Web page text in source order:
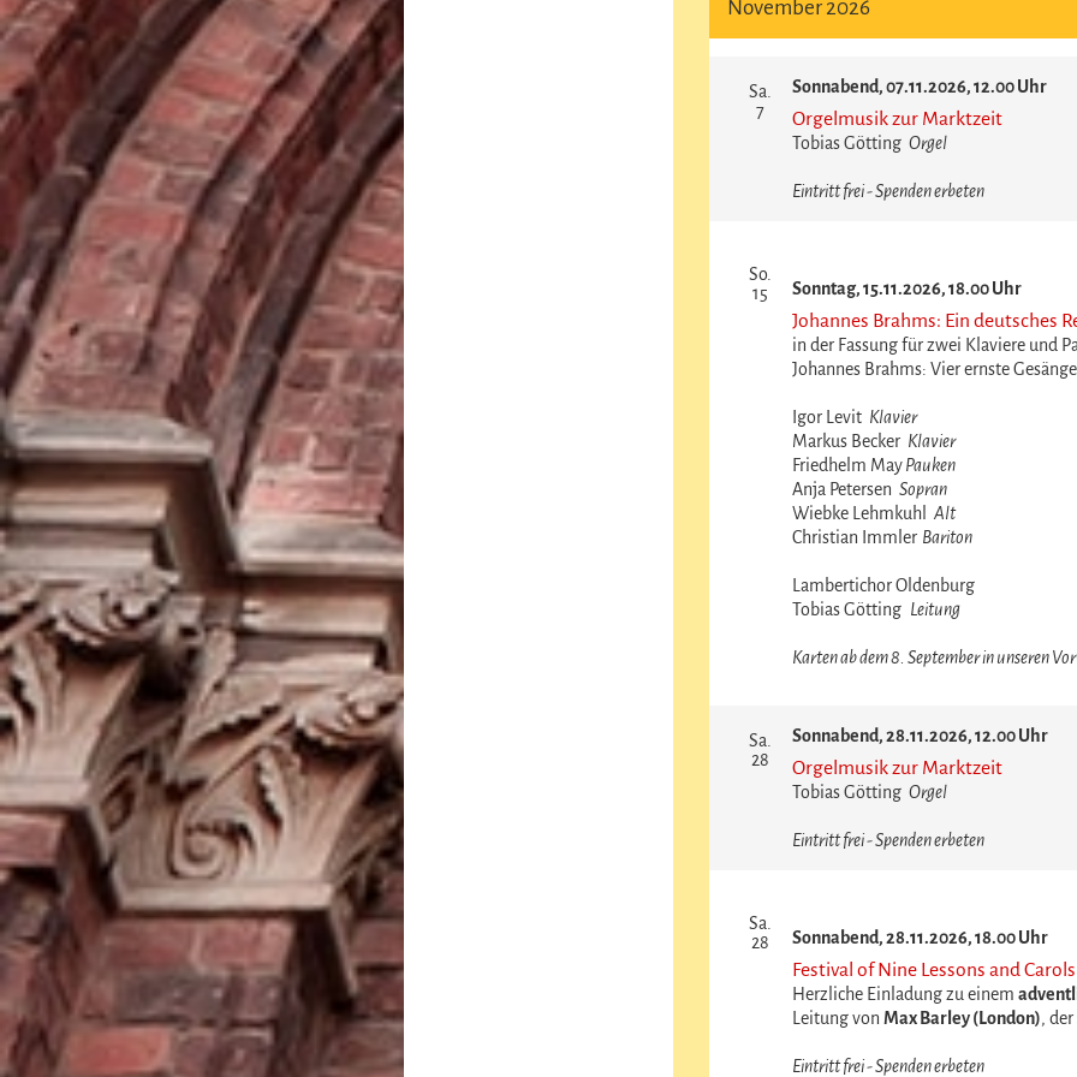
November 2026
Sa.
7
Orgelmusik zur Marktzeit
Sonnabend, 07.11.2026, 12.00 Uhr
Tobias Götting Orgel
Eintritt frei - Spenden erbeten
So.
15
Johannes Brahms: Ein deutsches
Sonntag, 15.11.2026, 18.00 Uhr
in der Fassung für zwei Klaviere und
Johannes Brahms: Vier ernste Gesänge
Igor Levit Klavier
Markus Becker Klavier
Friedhelm MayPauken
Anja Petersen Sopran
Wiebke Lehmkuhl Alt
Christian Immler Bariton
Lambertichor Oldenburg
Tobias Götting Leitung
Karten ab dem 8. September in unseren
Sa.
28
Orgelmusik zur Marktzeit
Sonnabend, 28.11.2026, 12.00 Uhr
Tobias Götting Orgel
Eintritt frei - Spenden erbeten
Sa.
28
Festival of Nine Lessons and Carols
Sonnabend, 28.11.2026, 18.00 Uhr
Herzliche Einladung zu einem
Leitung von Max Barley (London),
Eintritt frei - Spenden erbeten